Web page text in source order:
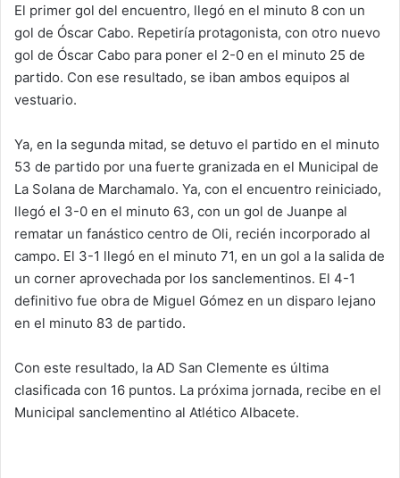
El primer gol del encuentro, llegó en el minuto 8 con un
gol de Óscar Cabo. Repetiría protagonista, con otro nuevo
gol de Óscar Cabo para poner el 2-0 en el minuto 25 de
partido. Con ese resultado, se iban ambos equipos al
vestuario.
Ya, en la segunda mitad, se detuvo el partido en el minuto
53 de partido por una fuerte granizada en el Municipal de
La Solana de Marchamalo. Ya, con el encuentro reiniciado,
llegó el 3-0 en el minuto 63, con un gol de Juanpe al
rematar un fanástico centro de Oli, recién incorporado al
campo. El 3-1 llegó en el minuto 71, en un gol a la salida de
un corner aprovechada por los sanclementinos. El 4-1
definitivo fue obra de Miguel Gómez en un disparo lejano
en el minuto 83 de partido.
Con este resultado, la AD San Clemente es última
clasificada con 16 puntos. La próxima jornada, recibe en el
Municipal sanclementino al Atlético Albacete.